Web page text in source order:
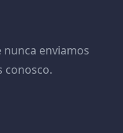
nunca enviamos
conosco.